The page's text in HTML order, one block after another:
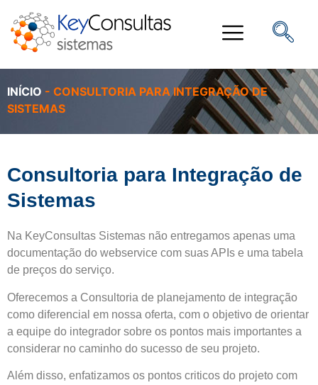
INÍCIO - CONSULTORIA PARA INTEGRAÇÃO DE
SISTEMAS
Consultoria para Integração de
Sistemas
Na KeyConsultas Sistemas não entregamos apenas uma
documentação do webservice com suas APIs e uma tabela
de preços do serviço.
Oferecemos a Consultoria de planejamento de integração
como diferencial em nossa oferta, com o objetivo de orientar
a equipe do integrador sobre os pontos mais importantes a
considerar no caminho do sucesso de seu projeto.
Além disso, enfatizamos os pontos criticos do projeto com